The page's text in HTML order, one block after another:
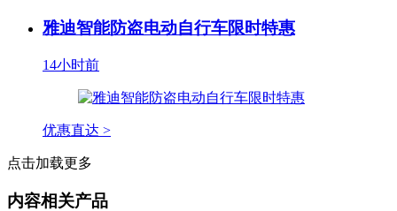
雅迪智能防盗电动自行车限时特惠
14小时前
优惠直达 >
点击加载更多
内容相关产品